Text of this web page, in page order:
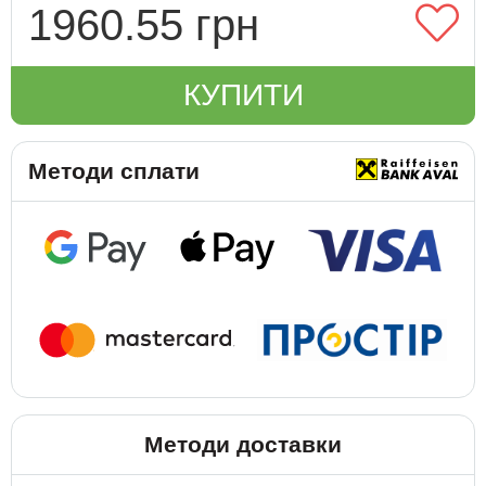
1960.55 грн
КУПИТИ
Методи сплати
Методи доставки